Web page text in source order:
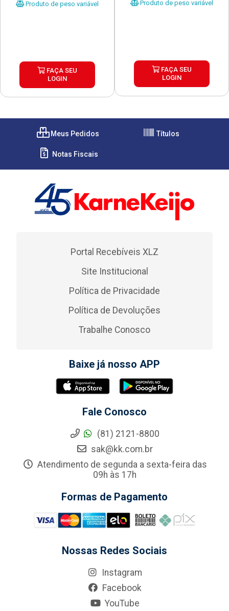
Produto de peso variável
FAÇA SEU
LOGIN
Produto de peso variável
FAÇA SEU
LOGIN
Meus Pedidos Títulos
Notas Fiscais
Portal Recebíveis XLZ
Site Institucional
Política de Privacidade
Política de Devoluções
Trabalhe Conosco
Baixe já nosso APP
Fale Conosco
(81) 2121-8800
sak@kk.com.br
Atendimento de segunda a sexta-feira das
09h às 17h
Formas de Pagamento
Nossas Redes Sociais
Instagram
Facebook
YouTube